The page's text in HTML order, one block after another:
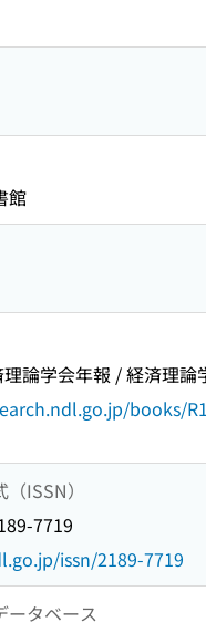
館
論学会年報 / 経済理論
books/
ISSN）
7719
issn/2189-7719
ータベース